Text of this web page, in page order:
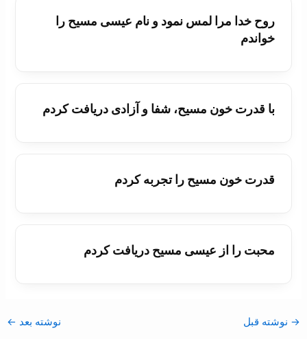
روح خدا مرا لمس نمود و نام عيسی مسيح را
خواندم
با قدرت خون مسيح، شفا و آزادی دريافت کردم
قدرت خون مسيح را تجربه کردم
محبت را از عيسی مسيح دريافت کردم
→ نوشته قبل نوشته بعد ←